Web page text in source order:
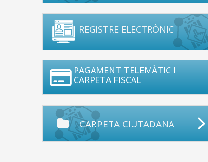
REGISTRE ELECTRÒNIC
PAGAMENT TELEMÀTIC I
CARPETA FISCAL
CARPETA CIUTADANA